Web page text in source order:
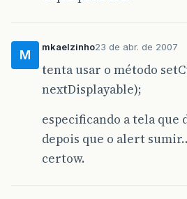
M
mkaelzinho23 de abr. de 2007
tenta usar o método
nextDisplayable);
especificando a tela que
depois que o alert
certow.